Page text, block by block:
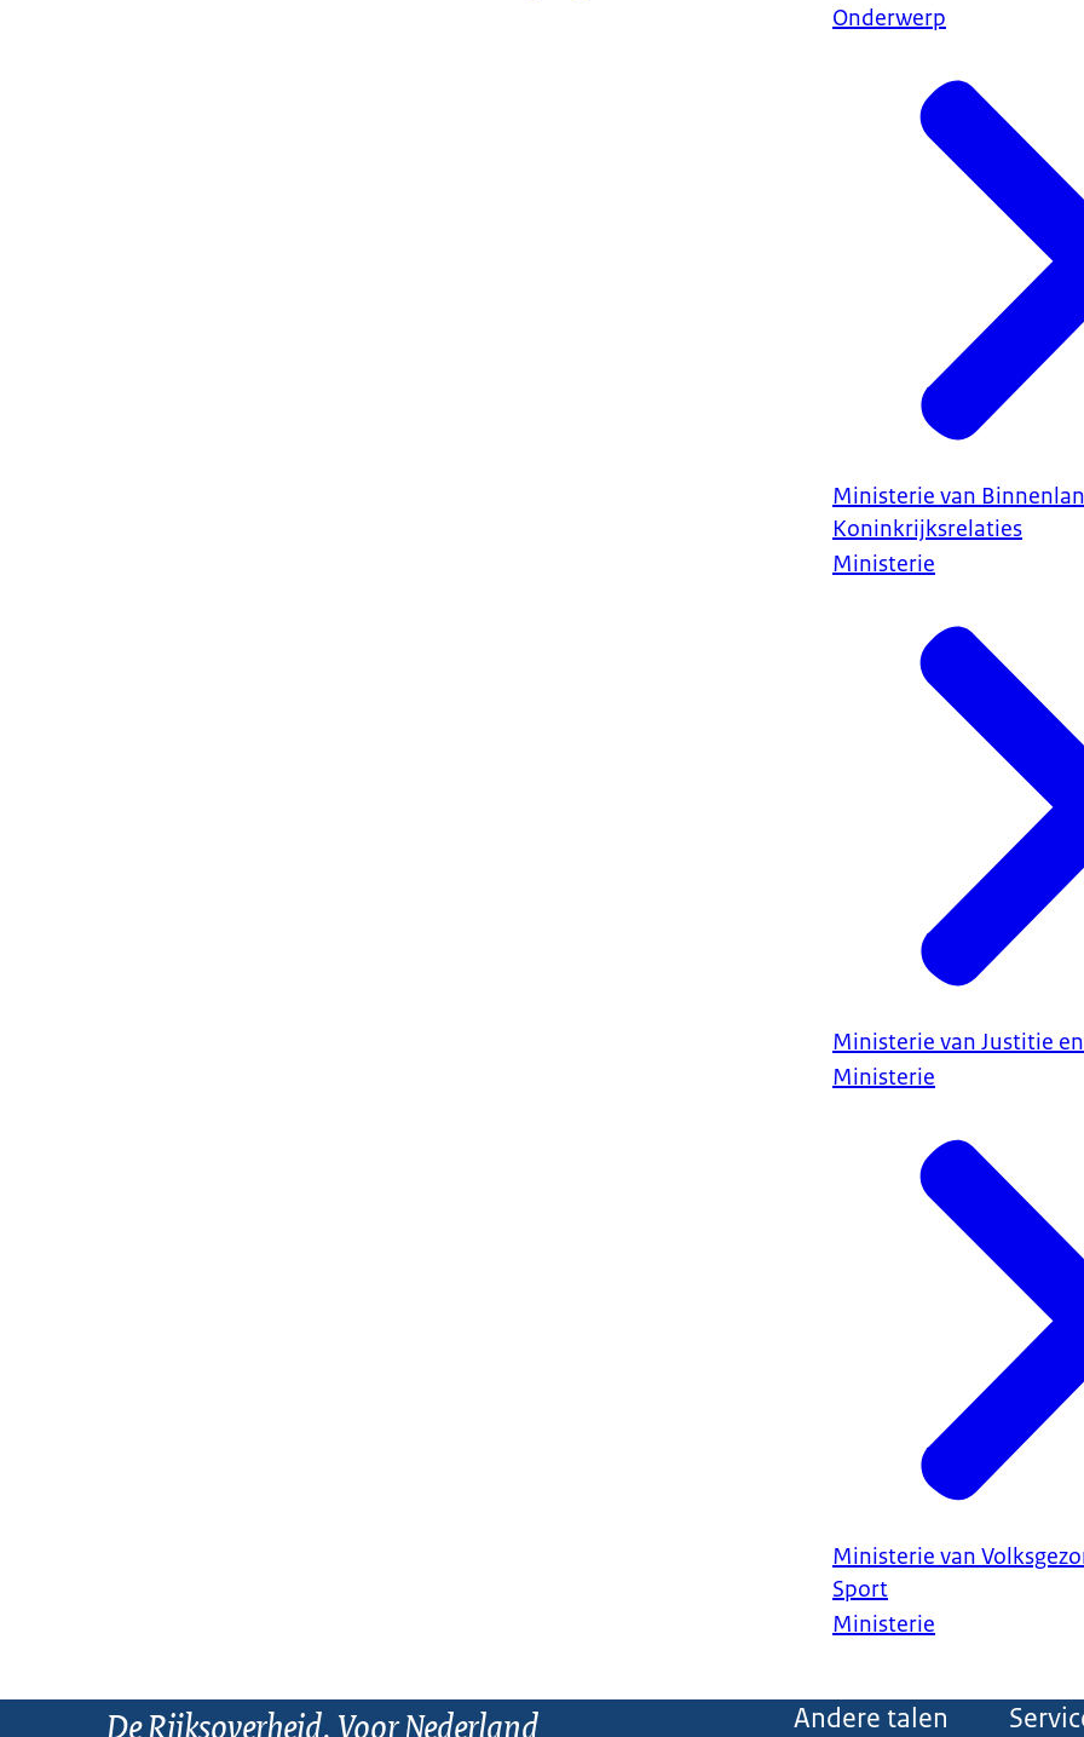
Onderwerp
Ministerie van
Koninkrijksrelaties
Ministerie
Ministerie van Justitie
Ministerie
Ministerie van
Sport
Ministerie
De Rijksoverheid. Voor Nederland Andere talen